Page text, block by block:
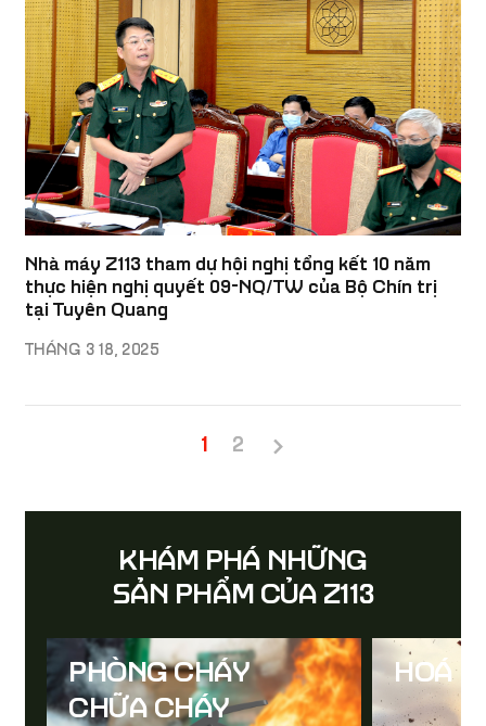
Nhà máy Z113 tham dự hội nghị tổng kết 10 năm
thực hiện nghị quyết 09-NQ/TW của Bộ Chín trị
tại Tuyên Quang
THÁNG 3 18, 2025
Pagination
Trang
1 Trang
2
KHÁM PHÁ NHỮNG
SẢN PHẨM CỦA Z113
PHÒNG CHÁY
CHỮA CHÁY
HOÁ